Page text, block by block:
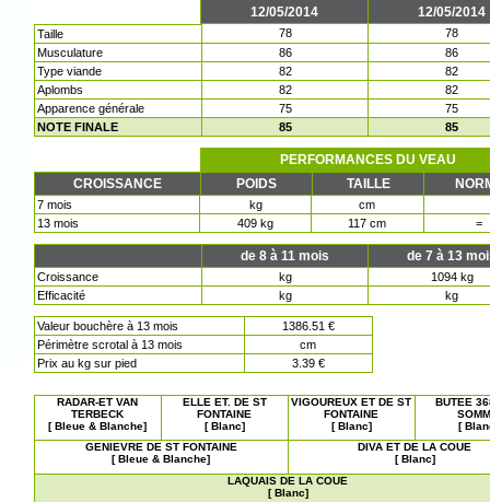
12/05/2014
12/05/2014
Taille 78
78
Musculature
86
86
Type viande
82
82
Aplombs
82
82
Apparence générale
75
75
NOTE FINALE
85 85
PERFORMANCES DU VEAU
CROISSANCE
POIDS TAILLE
7 mois kg
cm
13 mois
409 kg 117 cm =
de 8 à 11 mois de 7 à 13
Croissance kg
1094 kg
Efficacité
kg kg
Valeur bouchère à 13 mois
1386.51 €
Périmètre scrotal à 13 mois
cm
Prix au kg sur pied
3.39 €
RADAR-ET VAN
TERBECK
[ Bleue & Blanche]
ELLE ET. DE ST
FONTAINE
[ Blanc]
VIGOUREUX ET DE ST
FONTAINE
[ Blanc]
BUTEE
[
GENIEVRE DE ST FONTAINE
[ Bleue & Blanche]
DIVA ET DE LA COUE
[ Blanc]
LAQUAIS DE LA COUE
[ Blanc]